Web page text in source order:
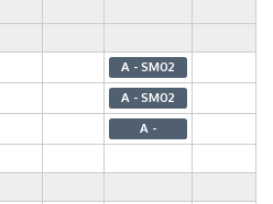
A - SM02
A - SM02
A -